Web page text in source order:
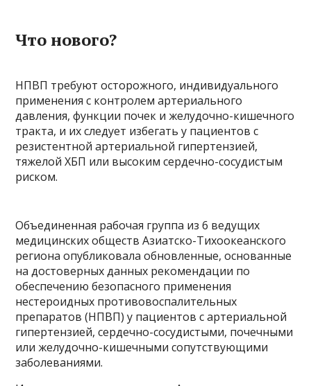
Что нового?
НПВП требуют осторожного, индивидуального
применения с контролем артериального
давления, функции почек и желудочно-кишечного
тракта, и их следует избегать у пациентов с
резистентной артериальной гипертензией,
тяжелой ХБП или высоким сердечно-сосудистым
риском.
Объединенная рабочая группа из 6 ведущих
медицинских обществ Азиатско-Тихоокеанского
региона опубликовала обновленные, основанные
на достоверных данных рекомендации по
обеспечению безопасного применения
нестероидных противовоспалительных
препаратов (НПВП) у пациентов с артериальной
гипертензией, сердечно-сосудистыми, почечными
или желудочно-кишечными сопутствующими
заболеваниями.